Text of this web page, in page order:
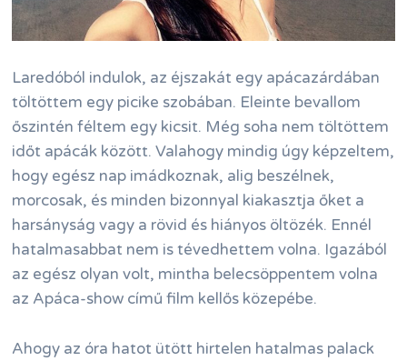
Laredóból indulok, az éjszakát egy apácazárdában
töltöttem egy picike szobában. Eleinte bevallom
őszintén féltem egy kicsit. Még soha nem töltöttem
időt apácák között. Valahogy mindig úgy képzeltem,
hogy egész nap imádkoznak, alig beszélnek,
morcosak, és minden bizonnyal kiakasztja őket a
harsányság vagy a rövid és hiányos öltözék. Ennél
hatalmasabbat nem is tévedhettem volna. Igazából
az egész olyan volt, mintha belecsöppentem volna
az Apáca-show című film kellős közepébe.
Ahogy az óra hatot ütött hirtelen hatalmas palack